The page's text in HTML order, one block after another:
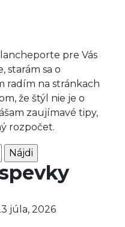
pre Vás
starám sa o
radím na stránkach
že štýl nie je o
zaujímavé tipy,
rozpočet.
júla, 2026